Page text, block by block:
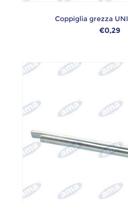
Coppiglia grezza UNI
€0,29